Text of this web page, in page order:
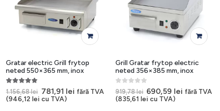
Gratar electric Grill frytop
neted 550×365 mm, inox
5.00out of 5
1.156,68lei Prețul
inițial
781,91 leiPrețul
fără TVA
(946,12 lei cu TVA)
Grill Gratar frytop electric
neted 356×385 mm, inox
0out of 5
919,78lei Prețul
inițial
690,59 lei Prețul
fără TVA
(835,61 lei cu TVA)